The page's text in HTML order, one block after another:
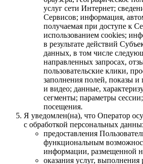
услуг сети Интернет;
Сервисов; информация,
получаемая при доступе к
использованием cookies;
в результате действий
данных, в том числе
направленных запросах,
пользовательские клики,
заполнения полей, показы и
и видео; данные,
сегменты; параметры
посещения.
Я уведомлен(на), что Оператор
с обработкой персональных
предоставления
функциональным
информации, размещенной
оказания услуг, выполнения